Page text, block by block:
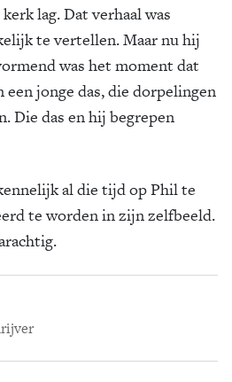
lag. Dat verhaal was
te vertellen. Maar nu hij
was het moment dat
een jonge das, die dorpelingen
Die das en hij begrepen
al die tijd op Phil te
te worden in zijn zelfbeeld.